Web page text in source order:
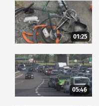
01:25
05:46